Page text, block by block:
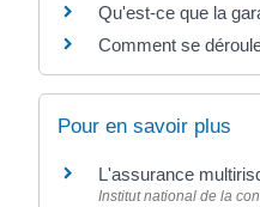
Qu'est-ce que la
Comment se
Pour en savoir plus
L'assurance
Institut national de la